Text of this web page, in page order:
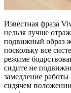
Известная фраза
нельзя лучше
подвижный образ
поскольку все
режиме
сидите не
замедление
сидячем